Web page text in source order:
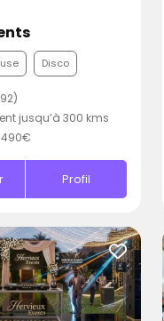
Disco
jusqu’à 300 kms
490€
Profil